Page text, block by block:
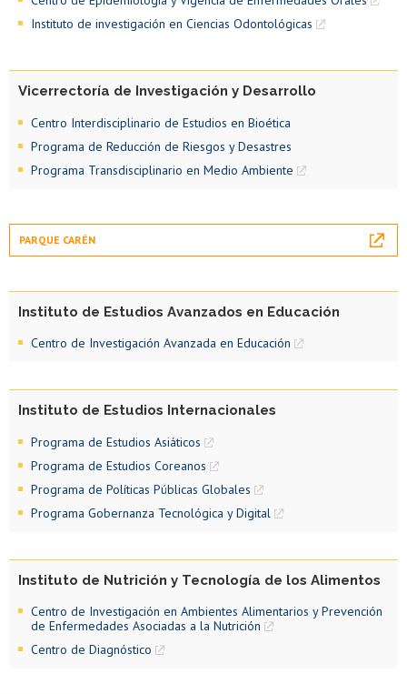
Instituto de investigación en Ciencias Odontológicas
Vicerrectoría de Investigación y Desarrollo
Centro Interdisciplinario de Estudios en Bioética
Programa de Reducción de Riesgos y Desastres
Programa Transdisciplinario en Medio Ambiente
PARQUE CARÉN
Instituto de Estudios Avanzados en Educación
Centro de Investigación Avanzada en Educación
Instituto de Estudios Internacionales
Programa de Estudios Asiáticos
Programa de Estudios Coreanos
Programa de Políticas Públicas Globales
Programa Gobernanza Tecnológica y Digital
Instituto de Nutrición y Tecnología de los Alimentos
Centro de Investigación en Ambientes Alimentarios y Prevención
de Enfermedades Asociadas a la Nutrición
Centro de Diagnóstico